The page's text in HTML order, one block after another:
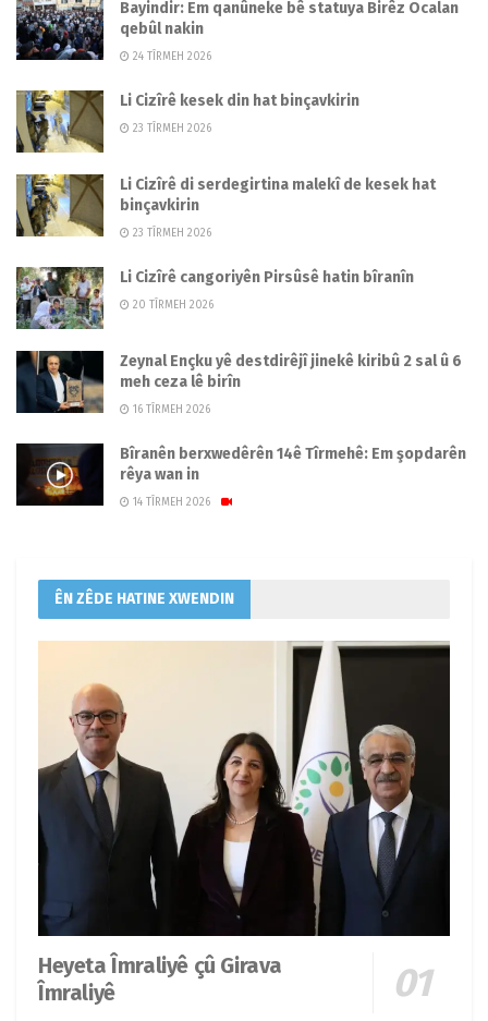
Bayindir: Em qanûneke bê statuya Birêz Ocalan
qebûl nakin
24 TÎRMEH 2026
Li Cizîrê kesek din hat binçavkirin
23 TÎRMEH 2026
Li Cizîrê di serdegirtina malekî de kesek hat
binçavkirin
23 TÎRMEH 2026
Li Cizîrê cangoriyên Pirsûsê hatin bîranîn
20 TÎRMEH 2026
Zeynal Ençku yê destdirêjî jinekê kiribû 2 sal û 6
meh ceza lê birîn
16 TÎRMEH 2026
Bîranên berxwedêrên 14ê Tîrmehê: Em şopdarên
rêya wan in
14 TÎRMEH 2026
ÊN ZÊDE HATINE XWENDIN
Heyeta Îmraliyê çû Girava
Îmraliyê